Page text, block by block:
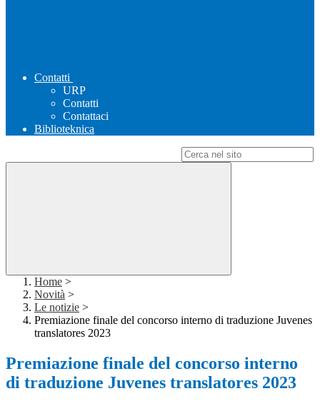
Contatti
URP
Contatti
Contattaci
Biblioteknica
Home >
Novità >
Le notizie >
Premiazione finale del concorso interno di traduzione Juvenes
translatores 2023
Premiazione finale del concorso interno
di traduzione Juvenes translatores 2023